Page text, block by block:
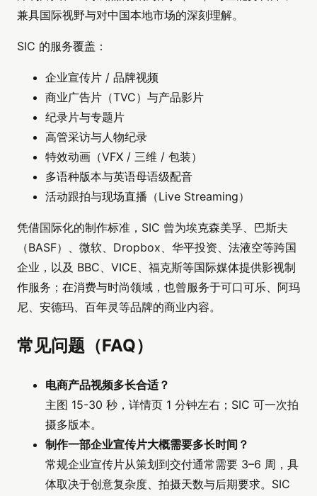
兼具国际视野与对中国本地市场的深刻理解。
SIC 的服务覆盖：
企业宣传片 / 品牌视频
商业广告片（TVC）与产品影片
纪录片与专题片
高管采访与人物纪录
特效动画（VFX / 三维 / 包装）
多语种版本与英语母语级配音
活动跟拍与现场直播（Live Streaming）
凭借国际化的制作标准，SIC 曾为埃克森美孚、巴斯夫
（BASF）、微软、Dropbox、华平投资、法液空等跨国
企业，以及 BBC、VICE、福克斯等国际媒体提供影视制
作服务；在消费与时尚领域，也曾服务于可口可乐、阿玛
尼、安德玛、百年灵等品牌的商业内容。
常见问题（FAQ）
电商产品视频多长合适？
主图 15-30 秒，详情页 1 分钟左右；SIC 可一次拍
摄多版本。
制作一部企业宣传片大概需要多长时间？
常规企业宣传片从策划到交付通常需要 3–6 周，具
体取决于创意复杂度、拍摄天数与后期要求。SIC